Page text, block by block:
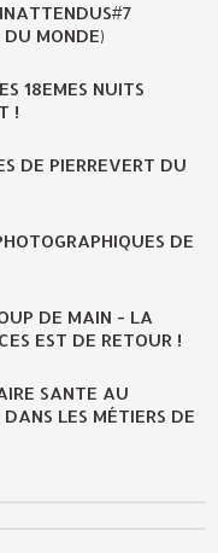
DU MONDE)
18EMES NUITS
!
DE PIERREVERT DU
DE
DE MAIN - LA
EST DE RETOUR !
SANTE AU
LES MÉTIERS DE